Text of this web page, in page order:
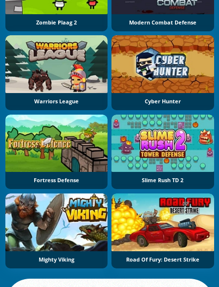
Zombie Plaag 2 Modern Combat Defense
Warriors League Cyber Hunter
Fortress Defense Slime Rush TD 2
Mighty Viking Road Of Fury: Desert Strike